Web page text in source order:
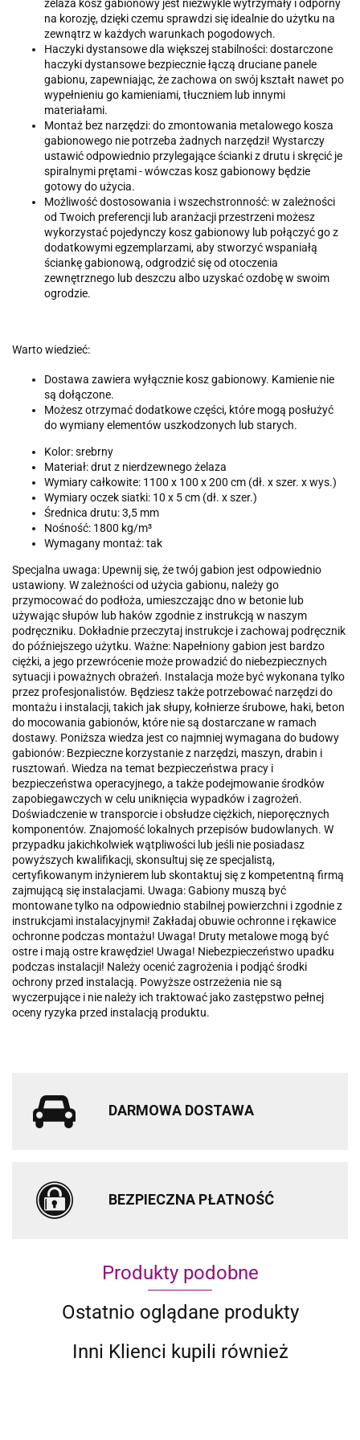
żelaza kosz gabionowy jest niezwykle wytrzymały i odporny
na korozję, dzięki czemu sprawdzi się idealnie do użytku na
zewnątrz w każdych warunkach pogodowych.
Haczyki dystansowe dla większej stabilności: dostarczone
haczyki dystansowe bezpiecznie łączą druciane panele
gabionu, zapewniając, że zachowa on swój kształt nawet po
wypełnieniu go kamieniami, tłuczniem lub innymi
materiałami.
Montaż bez narzędzi: do zmontowania metalowego kosza
gabionowego nie potrzeba żadnych narzędzi! Wystarczy
ustawić odpowiednio przylegające ścianki z drutu i skręcić je
spiralnymi prętami - wówczas kosz gabionowy będzie
gotowy do użycia.
Możliwość dostosowania i wszechstronność: w zależności
od Twoich preferencji lub aranżacji przestrzeni możesz
wykorzystać pojedynczy kosz gabionowy lub połączyć go z
dodatkowymi egzemplarzami, aby stworzyć wspaniałą
ściankę gabionową, odgrodzić się od otoczenia
zewnętrznego lub deszczu albo uzyskać ozdobę w swoim
ogrodzie.
Warto wiedzieć:
Dostawa zawiera wyłącznie kosz gabionowy. Kamienie nie
są dołączone.
Możesz otrzymać dodatkowe części, które mogą posłużyć
do wymiany elementów uszkodzonych lub starych.
Kolor: srebrny
Materiał: drut z nierdzewnego żelaza
Wymiary całkowite: 1100 x 100 x 200 cm (dł. x szer. x wys.)
Wymiary oczek siatki: 10 x 5 cm (dł. x szer.)
Średnica drutu: 3,5 mm
Nośność: 1800 kg/m³
Wymagany montaż: tak
Specjalna uwaga: Upewnij się, że twój gabion jest odpowiednio
ustawiony. W zależności od użycia gabionu, należy go
przymocować do podłoża, umieszczając dno w betonie lub
używając słupów lub haków zgodnie z instrukcją w naszym
podręczniku. Dokładnie przeczytaj instrukcje i zachowaj podręcznik
do późniejszego użytku. Ważne: Napełniony gabion jest bardzo
ciężki, a jego przewrócenie może prowadzić do niebezpiecznych
sytuacji i poważnych obrażeń. Instalacja może być wykonana tylko
przez profesjonalistów. Będziesz także potrzebować narzędzi do
montażu i instalacji, takich jak słupy, kołnierze śrubowe, haki, beton
do mocowania gabionów, które nie są dostarczane w ramach
dostawy. Poniższa wiedza jest co najmniej wymagana do budowy
gabionów: Bezpieczne korzystanie z narzędzi, maszyn, drabin i
rusztowań. Wiedza na temat bezpieczeństwa pracy i
bezpieczeństwa operacyjnego, a także podejmowanie środków
zapobiegawczych w celu uniknięcia wypadków i zagrożeń.
Doświadczenie w transporcie i obsłudze ciężkich, nieporęcznych
komponentów. Znajomość lokalnych przepisów budowlanych. W
przypadku jakichkolwiek wątpliwości lub jeśli nie posiadasz
powyższych kwalifikacji, skonsultuj się ze specjalistą,
certyfikowanym inżynierem lub skontaktuj się z kompetentną firmą
zajmującą się instalacjami. Uwaga: Gabiony muszą być
montowane tylko na odpowiednio stabilnej powierzchni i zgodnie z
instrukcjami instalacyjnymi! Zakładaj obuwie ochronne i rękawice
ochronne podczas montażu! Uwaga! Druty metalowe mogą być
ostre i mają ostre krawędzie! Uwaga! Niebezpieczeństwo upadku
podczas instalacji! Należy ocenić zagrożenia i podjąć środki
ochrony przed instalacją. Powyższe ostrzeżenia nie są
wyczerpujące i nie należy ich traktować jako zastępstwo pełnej
oceny ryzyka przed instalacją produktu.
DARMOWA DOSTAWA
BEZPIECZNA PŁATNOŚĆ
Produkty podobne
Ostatnio oglądane produkty
Inni Klienci kupili również